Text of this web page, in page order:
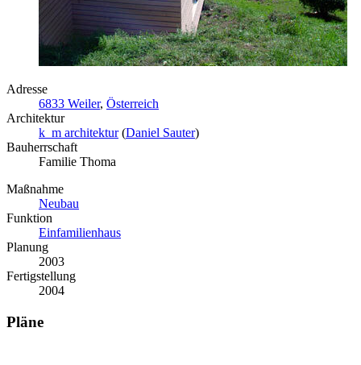
Adresse
6833 Weiler, Österreich
Architektur
k_m architektur(Daniel Sauter)
Bauherrschaft
Familie Thoma
Maßnahme
Neubau
Funktion
Einfamilienhaus
Planung
2003
Fertigstellung
2004
Pläne